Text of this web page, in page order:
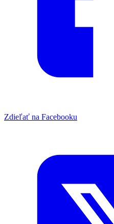
Zdieľať na Facebooku